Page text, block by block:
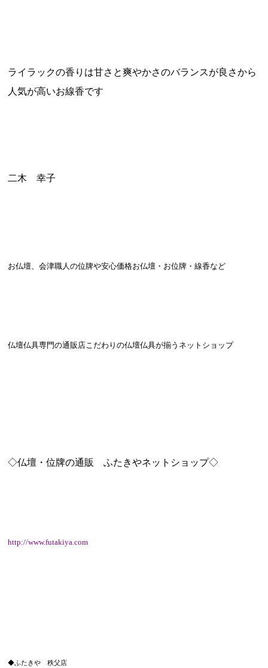
ライラックの香りは甘さと爽やかさのバランスが良さから
人気が高いお線香です
二木 幸子
お仏壇、会津職人の位牌や安心価格お仏壇・お位牌・線香など
仏壇仏具専門の通販店こだわりの仏壇仏具が揃うネットショップ
◇仏壇・位牌の通販 ふたきやネットショップ◇
http://www.futakiya.com
◆ふたきや 秩父店